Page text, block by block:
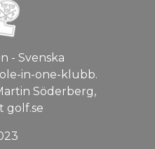
- Svenska
in-one-klubb.
Söderberg,
golf.se